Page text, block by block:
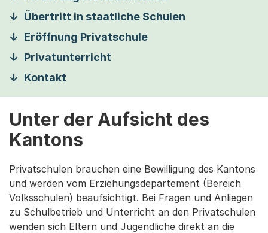
Übertritt in staatliche Schulen
Eröffnung Privatschule
Privatunterricht
Kontakt
Unter der Aufsicht des
Kantons
Privatschulen brauchen eine Bewilligung des Kantons
und werden vom Erziehungsdepartement (Bereich
Volksschulen) beaufsichtigt. Bei Fragen und Anliegen
zu Schulbetrieb und Unterricht an den Privatschulen
wenden sich Eltern und Jugendliche direkt an die